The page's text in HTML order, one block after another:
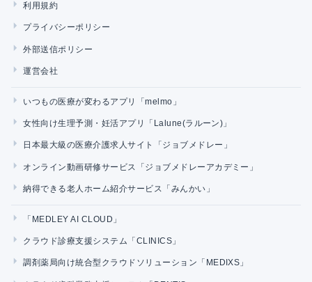
利用規約
プライバシーポリシー
外部送信ポリシー
運営会社
いつもの医療が変わるアプリ「melmo」
女性向け生理予測・妊活アプリ「Lalune(ラルーン)」
日本最大級の医療介護求人サイト「ジョブメドレー」
オンライン動画研修サービス「ジョブメドレーアカデミー」
納得できる老人ホーム紹介サービス「みんかい」
「MEDLEY AI CLOUD」
クラウド診療支援システム「CLINICS」
調剤薬局向け統合型クラウドソリューション「MEDIXS」